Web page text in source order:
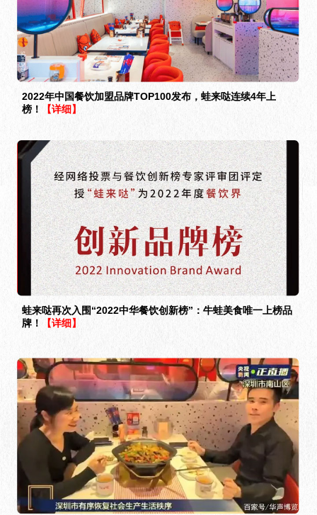
2022年中国餐饮加盟品牌TOP100发布，蛙来哒连续4年上
榜！
【详细】
蛙来哒再次入围“2022中华餐饮创新榜”：牛蛙美食唯一上榜品
牌！
【详细】